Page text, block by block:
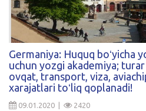
Qidirish
Germaniya: Huquq boʻyicha
uchun yozgi akademiya;
ovqat, transport, viza,
xarajatlari toʻliq qoplanadi!
09.01.2020 | 2420